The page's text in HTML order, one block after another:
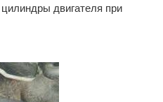
двигателя при